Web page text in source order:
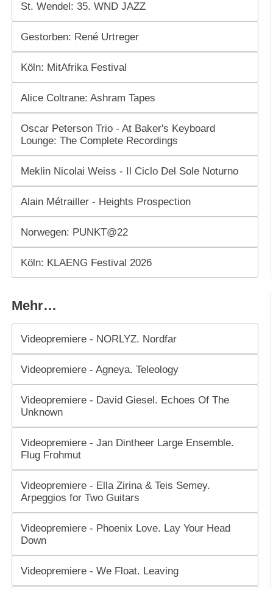
St. Wendel: 35. WND JAZZ
Gestorben: René Urtreger
Köln: MitAfrika Festival
Alice Coltrane: Ashram Tapes
Oscar Peterson Trio - At Baker's Keyboard
Lounge: The Complete Recordings
Meklin Nicolai Weiss - Il Ciclo Del Sole Noturno
Alain Métrailler - Heights Prospection
Norwegen: PUNKT@22
Köln: KLAENG Festival 2026
Mehr…
Videopremiere - NORLYZ. Nordfar
Videopremiere - Agneya. Teleology
Videopremiere - David Giesel. Echoes Of The
Unknown
Videopremiere - Jan Dintheer Large Ensemble.
Flug Frohmut
Videopremiere - Ella Zirina & Teis Semey.
Arpeggios for Two Guitars
Videopremiere - Phoenix Love. Lay Your Head
Down
Videopremiere - We Float. Leaving